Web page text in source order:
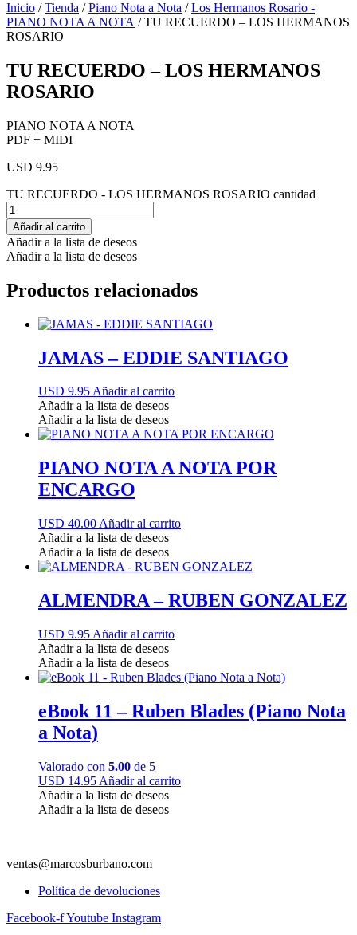
Inicio /Tienda /Piano Nota a Nota /Los Hermanos Rosario -
PIANO NOTA A NOTA / TU RECUERDO – LOS HERMANOS
ROSARIO
TU RECUERDO – LOS HERMANOS
ROSARIO
PIANO NOTA A NOTA
PDF + MIDI
USD 9.95
TU RECUERDO - LOS HERMANOS ROSARIO cantidad
Añadir al carrito
Añadir a la lista de deseos
Añadir a la lista de deseos
Productos relacionados
JAMAS – EDDIE SANTIAGO
USD 9.95Añadir al carrito
Añadir a la lista de deseos
Añadir a la lista de deseos
PIANO NOTA A NOTA POR
ENCARGO
USD 40.00 Añadir al carrito
Añadir a la lista de deseos
Añadir a la lista de deseos
ALMENDRA – RUBEN GONZALEZ
USD 9.95 Añadir al carrito
Añadir a la lista de deseos
Añadir a la lista de deseos
eBook 11 – Ruben Blades (Piano Nota
a Nota)
Valorado con 5.00 de 5
USD 14.95 Añadir al carrito
Añadir a la lista de deseos
Añadir a la lista de deseos
ventas@marcosburbano.com
Política de devoluciones
Facebook-fYoutube Instagram